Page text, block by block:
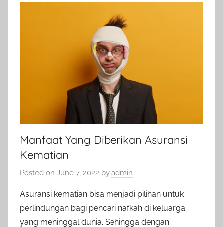
Manfaat Yang Diberikan Asuransi
Kematian
Posted on June 7, 2022 by admin
Asuransi kematian bisa menjadi pilihan untuk
perlindungan bagi pencari nafkah di keluarga
yang meninggal dunia. Sehingga dengan